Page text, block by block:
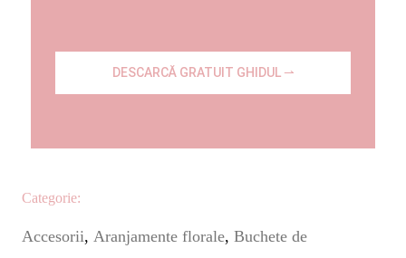
DESCARCĂ GRATUIT GHIDUL ⇀
Categorie:
Accesorii Aranjamente florale Buchete de